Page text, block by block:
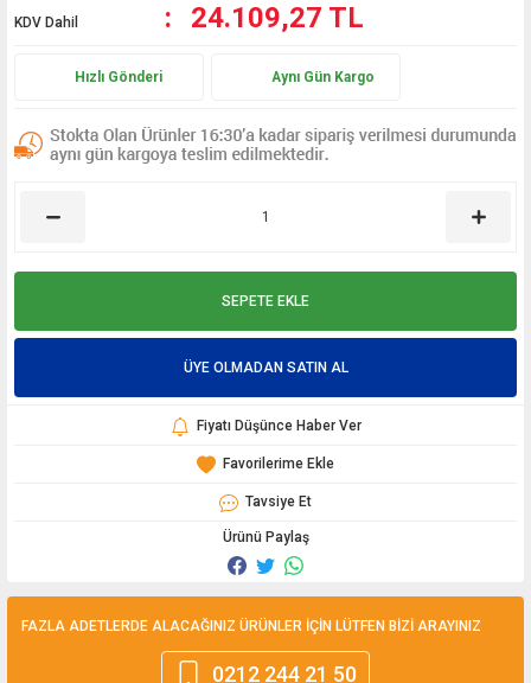
KDV Dahil 24.109,27 TL
Hızlı Gönderi Aynı Gün Kargo
SEPETE EKLE
ÜYE OLMADAN SATIN AL
Fiyatı Düşünce Haber Ver
Tavsiye Et
Ürünü Paylaş
FAZLA ADETLERDE ALACAĞINIZ ÜRÜNLER İÇİN LÜTFEN BİZİ ARAYINIZ
0212 244 21 50